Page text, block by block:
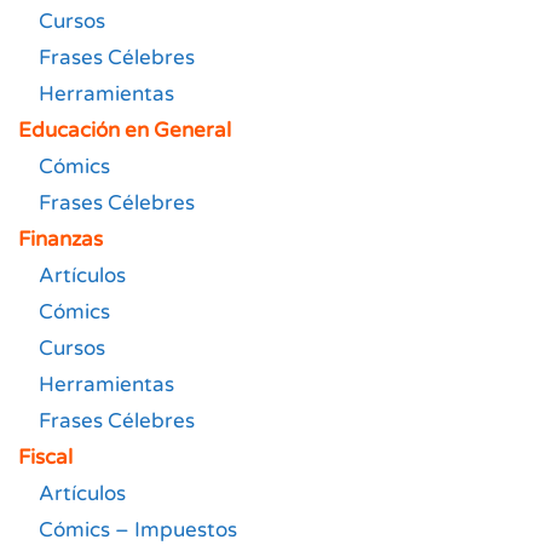
Cursos
Frases Célebres
Herramientas
Educación en General
Cómics
Frases Célebres
Finanzas
Artículos
Cómics
Cursos
Herramientas
Frases Célebres
Fiscal
Artículos
Cómics – Impuestos